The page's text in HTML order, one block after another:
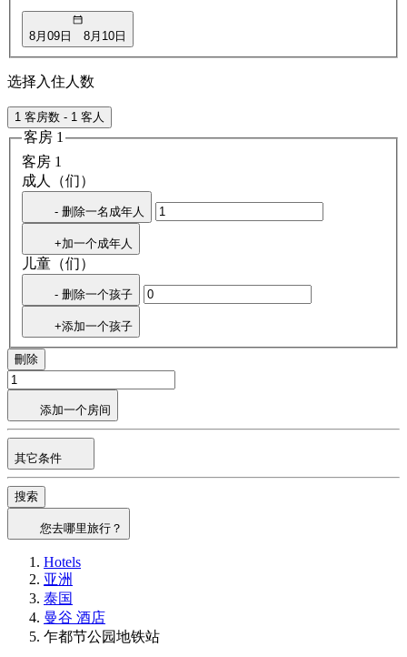
8月09日 8月10日
选择入住人数
1 客房数 - 1 客人
客房 1
客房 1
成人（们）
- 删除一名成年人
+加一个成年人
儿童（们）
- 删除一个孩子
+添加一个孩子
刪除
添加一个房间
其它条件
搜索
您去哪里旅行？
Hotels
亚洲
泰国
曼谷 酒店
乍都节公园地铁站